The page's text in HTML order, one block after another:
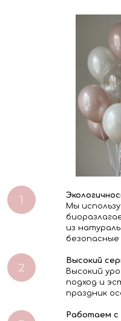
Мы
из
Высокий
Высокий
подход и
праздник
Работаем